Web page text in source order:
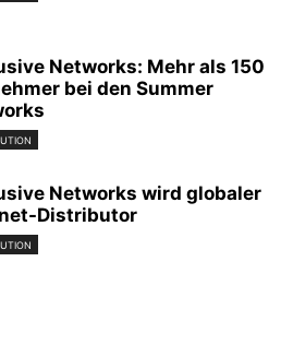
Networks: Mehr als 150
bei den Summer
Networks wird globaler
Distributor